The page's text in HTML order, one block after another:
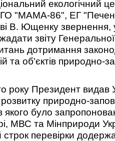
екологічний
"МАМА-86", ЕГ
В. Ющенку звернення,
звіту
дотримання
та об'єктів природно-
року Президент видав
природно-
якого було
МВС та Мінприроди
перевірки